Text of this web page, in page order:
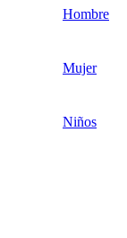
Hombre
Mujer
Niños